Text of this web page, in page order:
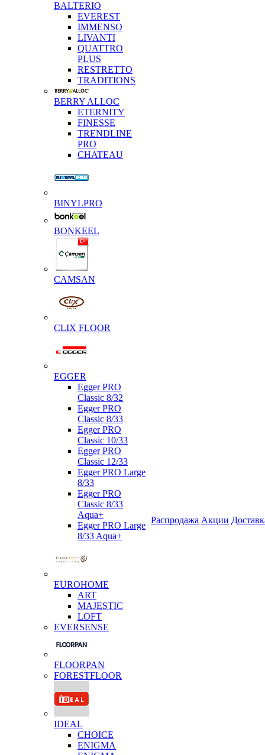
BALTERIO
EVEREST
IMMENSO
LIVANTI
QUATTRO
PLUS
RESTRETTO
TRADITIONS
BERRY ALLOC
ETERNITY
FINESSE
TRENDLINE
PRO
CHATEAU
BINYLPRO
BONKEEL
CAMSAN
CLIX FLOOR
EGGER
Egger PRO
Classic 8/32
Egger PRO
Classic 8/33
Egger PRO
Classic 10/33
Egger PRO
Classic 12/33
Egger PRO Large
8/33
Egger PRO
Classic 8/33
Aqua+
Egger PRO Large
8/33 Aqua+
EUROHOME
ART
MAJESTIC
LOFT
EVERSENSE
FLOORPAN
FORESTFLOOR
IDEAL
CHOICE
ENIGMA
Распродажа Акции